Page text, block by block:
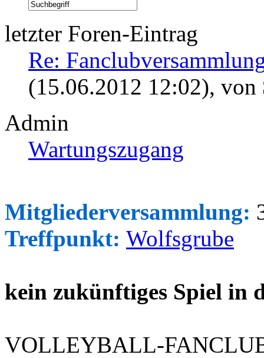
letzter Foren-Eintrag
Re:
(15.06.2012 12:02), von
Admin
Wartungszugang
Mitgliederversammlung:
Treffpunkt: Wolfsgrube
kein zukünftiges Spiel in
VOLLEYBALL-